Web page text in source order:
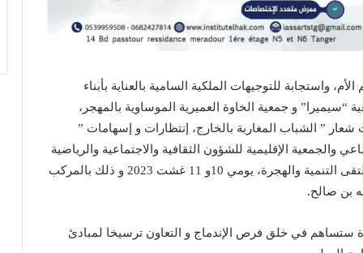
واستجابة للتوجيهات الملكية السامية بالعناية بأبناء
“سيميرا” و جمعية الخاوة العميرية الموساوية بالمهجر،
” الشباب المغاربة بالخارج، إنتظارات و إسهامات ”
الإقليمية للشؤون الثقافية والاجتماعية والرياضية
والمجلس الإقليمي و وكالة التنمية البلجيكية وجمعية ملتقى التنمية والهجرة، يومي 10و 11 غشت 2023 و ذلك بالمركب
بن صالح.
ستساهم في خلق فرص الإندماج و التعاون ترسيخا لمبادئ